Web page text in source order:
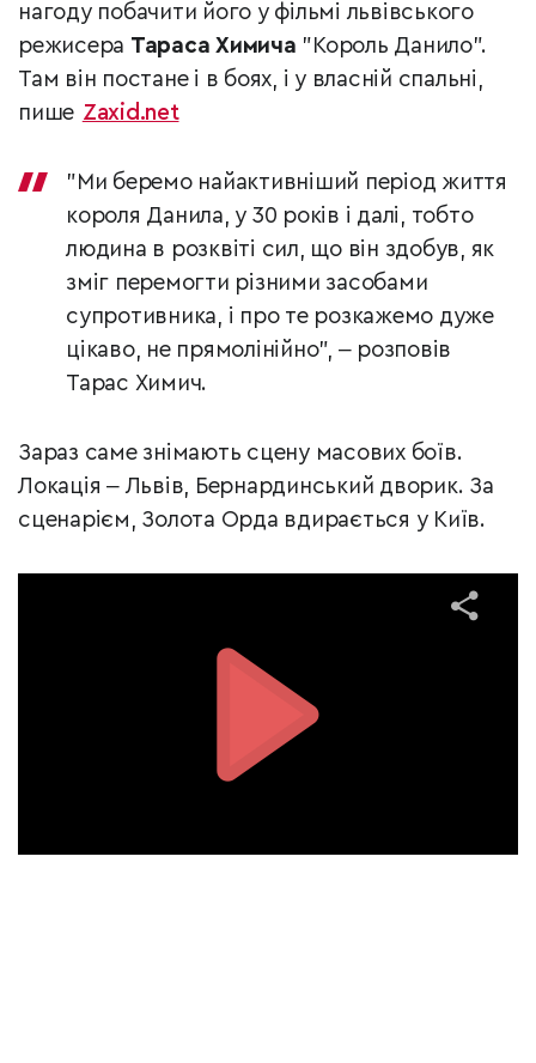
нагоду побачити його у фільмі львівського
режисера Тараса Химича "Король Данило".
Там він постане і в боях, і у власній спальні,
пише Zaхid.net
"Ми беремо найактивніший період життя
короля Данила, у 30 років і далі, тобто
людина в розквіті сил, що він здобув, як
зміг перемогти різними засобами
супротивника, і про те розкажемо дуже
цікаво, не прямолінійно", ‒ розповів
Тарас Химич.
Зараз саме знімають сцену масових боїв.
Локація ‒ Львів, Бернардинський дворик. За
сценарієм, Золота Орда вдирається у Київ.